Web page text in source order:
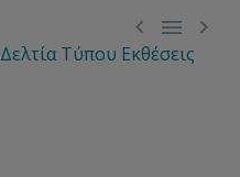
  
Δελτία Τύπου Εκθέσεις